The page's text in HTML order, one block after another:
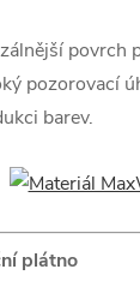
povrch
pozorovací
barev.
plátno